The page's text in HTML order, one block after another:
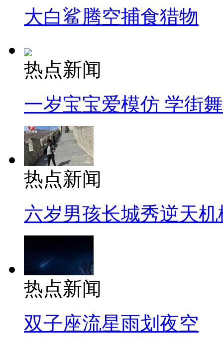
大白鲨腾空捕食猎物
热点新闻
一岁宝宝爱模仿 学街
热点新闻
六岁男孩长城秀逆天机
热点新闻
双子座流星雨划夜空